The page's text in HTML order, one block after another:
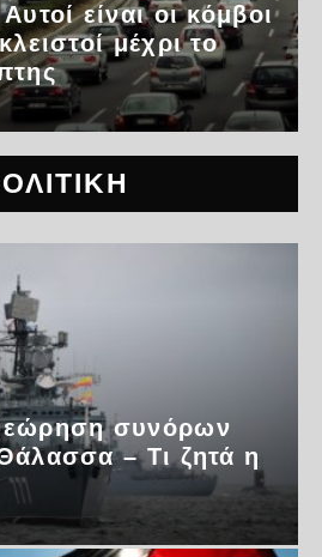
είναι οι κόμβοι
μέχρι το
συνόρων
– Τι ζητά η